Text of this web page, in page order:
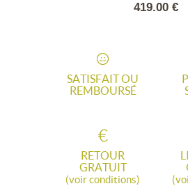
419.00 €
SATISFAIT OU
REMBOURSÉ
RETOUR
GRATUIT
(voir conditions)